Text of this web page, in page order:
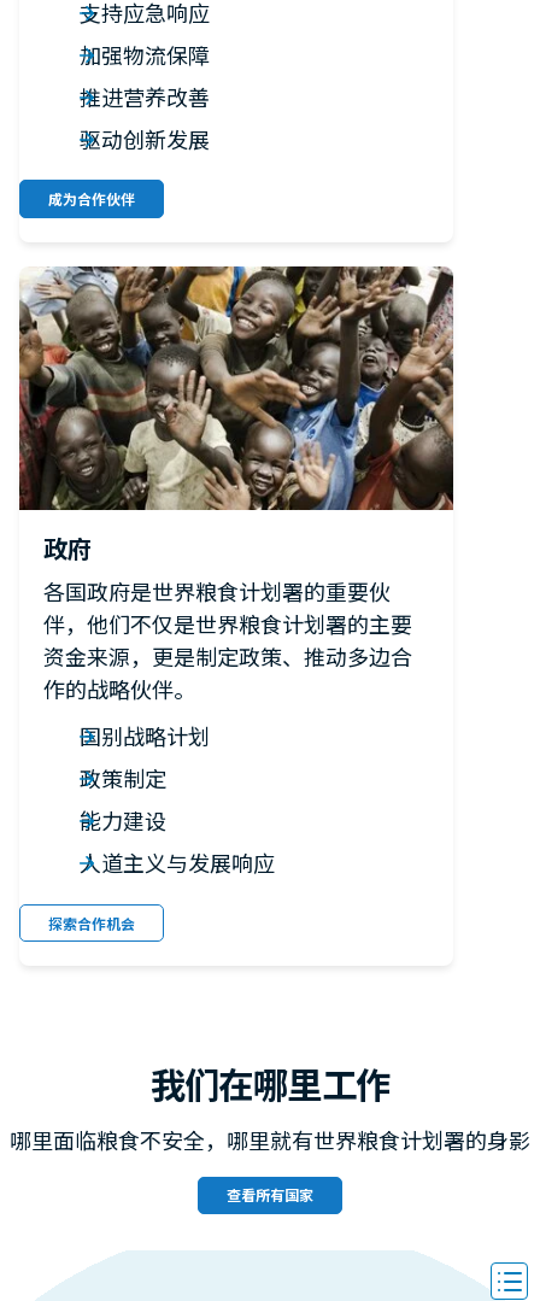
支持应急响应
加强物流保障
推进营养改善
驱动创新发展
成为合作伙伴
政府
各国政府是世界粮食计划署的重要伙
伴，他们不仅是世界粮食计划署的主要
资金来源，更是制定政策、推动多边合
作的战略伙伴。
国别战略计划
政策制定
能力建设
人道主义与发展响应
探索合作机会
我们在哪里工作
哪里面临粮食不安全，哪里就有世界粮食计划署的身影
查看所有国家